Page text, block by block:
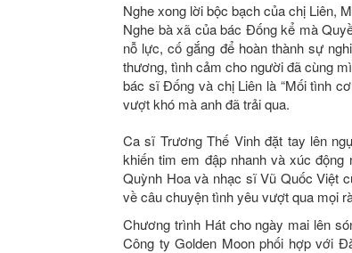
Nghe xong lời bộc bạch của chị Liên,
Nghe bà xã của bác Đống kể mà
nỗ lực, cố gắng để hoàn thành sự
thương, tình cảm cho người đã cùng
bác sĩ Đống và chị Liên là “Mối tình
vượt khó mà anh đã trải qua.
Ca sĩ Trương Thế Vinh đặt tay lên
khiến tim em đập nhanh và xúc
Quỳnh Hoa và nhạc sĩ Vũ Quốc Việt
về câu chuyện tình yêu vượt qua mọi
Chương trình Hát cho ngày mai lên
Công ty Golden Moon phối hợp với